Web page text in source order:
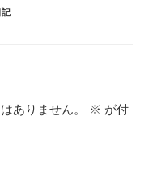
ありません。 ※ が付